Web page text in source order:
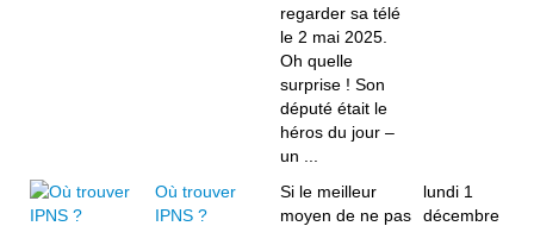
regarder sa télé
le 2 mai 2025.
Oh quelle
surprise ! Son
député était le
héros du jour –
un ...
Où trouver
IPNS ?
Si le meilleur
moyen de ne pas
lundi 1
décembre